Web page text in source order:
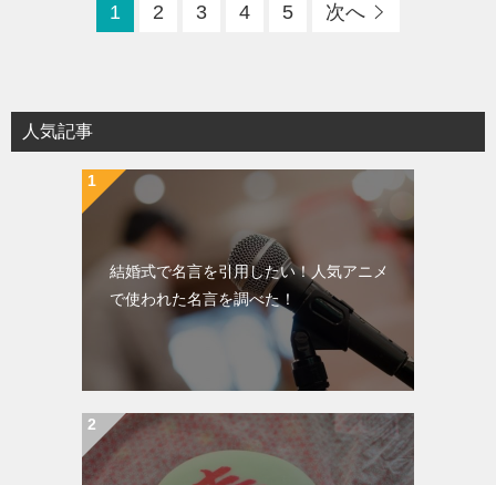
1 2 3 4 5 次へ
人気記事
結婚式で名言を引用したい！人気アニメ
で使われた名言を調べた！